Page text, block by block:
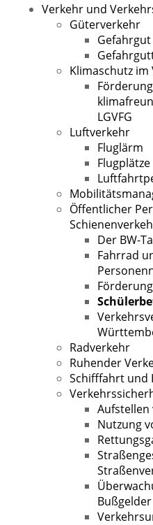
Verkehr und
Güterverkehr
Gefahrgut
Klimaschutz im
LGVFG
Luftverkehr
Fluglärm
Flugplätze
Öffentlicher
Der BW-
Fahrrad
Radverkehr
Ruhender
Schifffahrt und
Nutzung
Bußgelder